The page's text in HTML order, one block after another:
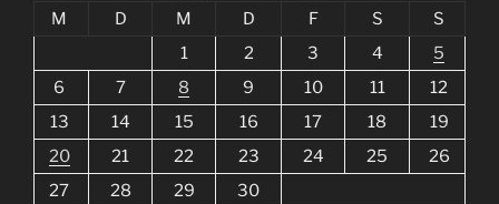
M
D M D F S
S
1
2 3 4
5
6
7 8 9 10 11
12
13
14 15 16 17 18
19
20
21 22 23 24 25
26
27
28 29
30